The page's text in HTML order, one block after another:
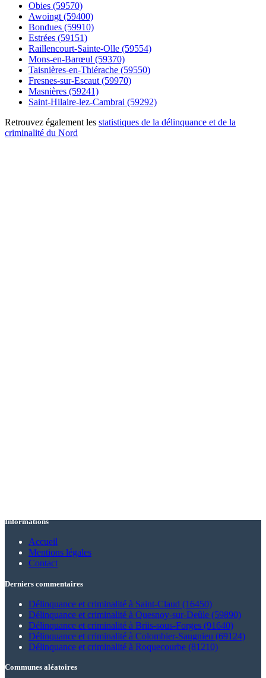
Obies (59570)
Awoingt (59400)
Bondues (59910)
Estrées (59151)
Raillencourt-Sainte-Olle (59554)
Mons-en-Barœul (59370)
Taisnières-en-Thiérache (59550)
Fresnes-sur-Escaut (59970)
Masnières (59241)
Saint-Hilaire-lez-Cambrai (59292)
Retrouvez également les statistiques de la délinquance et de la
criminalité du Nord
Informations
Accueil
Mentions légales
Contact
Derniers commentaires
Délinquance et criminalité à Saint-Claud (16450)
Délinquance et criminalité à Quesnoy-sur-Deûle (59890)
Délinquance et criminalité à Briis-sous-Forges (91640)
Délinquance et criminalité à Colombier-Saugnieu (69124)
Délinquance et criminalité à Roquecourbe (81210)
Communes aléatoires